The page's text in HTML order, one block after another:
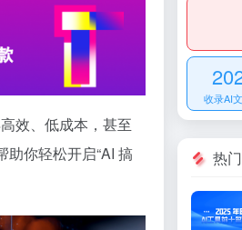
效、低成本，甚至
助你轻松开启“AI 搞
收录AI
热